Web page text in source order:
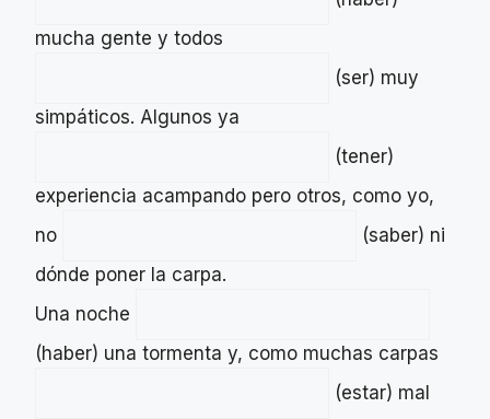
mucha gente y todos
(ser) muy
simpáticos. Algunos ya
(tener)
experiencia acampando pero otros, como yo,
no
(saber) ni
dónde poner la carpa.
Una noche
(haber) una tormenta y, como muchas carpas
(estar) mal